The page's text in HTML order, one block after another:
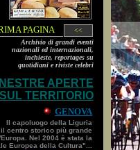
PAGINA
<<
Archivio di grandi eventi
nazionali ed internazionali,
inchieste, reportages su
quotidiani e riviste celebri
APERTE
SUL TERRITORIO
GENOVA
Il capoluogo della Liguria
centro storico più grande
Nel 2004 è stata la
Europea della Cultura"...